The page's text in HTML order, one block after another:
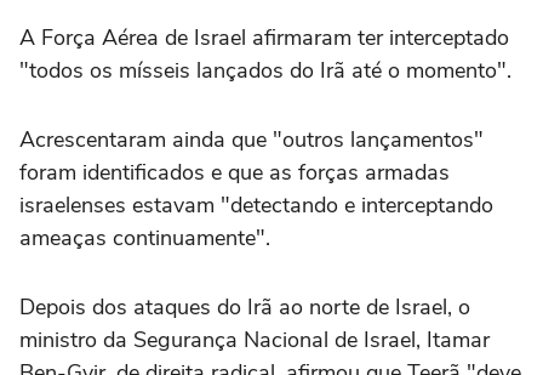
A Força Aérea de Israel afirmaram ter interceptado
"todos os mísseis lançados do Irã até o momento".
Acrescentaram ainda que "outros lançamentos"
foram identificados e que as forças armadas
israelenses estavam "detectando e interceptando
ameaças continuamente".
Depois dos ataques do Irã ao norte de Israel, o
ministro da Segurança Nacional de Israel, Itamar